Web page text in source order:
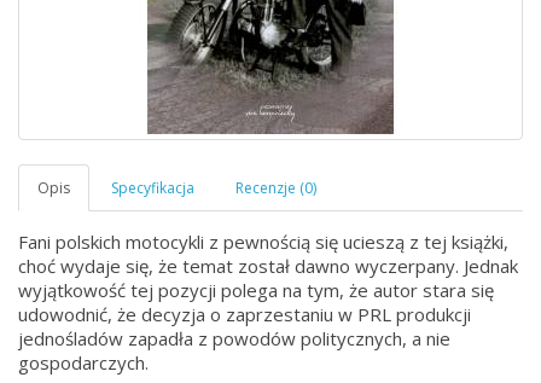
Fani polskich motocykli z pewnością się ucieszą z tej książki,
choć wydaje się, że temat został dawno wyczerpany. Jednak
wyjątkowość tej pozycji polega na tym, że autor stara się
udowodnić, że decyzja o zaprzestaniu w PRL produkcji
jednośladów zapadła z powodów politycznych, a nie
gospodarczych.